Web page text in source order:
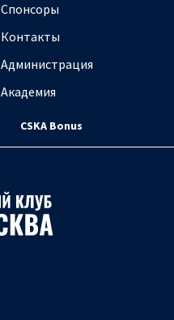
Спонсоры
Контакты
Администрация
Академия
CSKA Bonus